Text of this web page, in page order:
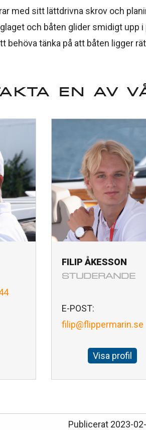
med sitt lättdrivna skrov och
och båten glider smidigt upp i
behöva tänka på att båten ligger
EN AV
FILIP ÅKESSON
STUDERANDE
E-POST:
filip@flippermarin.se
Visa profil
Publicerat 2023-